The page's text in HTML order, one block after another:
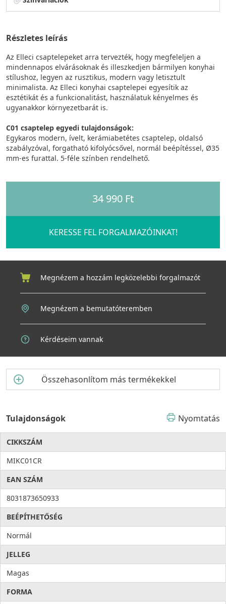
Részletes leírás
Az Elleci csaptelepeket arra tervezték, hogy megfeleljen a
mindennapos elvárásoknak és illeszkedjen bármilyen konyhai
stílushoz, legyen az rusztikus, modern vagy letisztult
minimalista. Az Elleci konyhai csaptelepei egyesítik az
esztétikát és a funkcionalitást, használatuk kényelmes és
ugyanakkor környezetbarát is.
C01 csaptelep egyedi tulajdonságok:
Egykaros modern, ívelt, kerámiabetétes csaptelep, oldalsó
szabályzóval, forgatható kifolyócsővel, normál beépítéssel, Ø35
mm-es furattal. 5-féle színben rendelhető.
34 990 Ft
KERESSE FEL FORGALMAZÓINKAT!
Megnézem a hozzám legközelebbi forgalmazót
Megnézem a bemutatóteremben
Kérdéseim vannak
Összehasonlítom más termékekkel
Tulajdonságok Nyomtatás
CIKKSZÁM
MIKC01CR
EAN SZÁM
8031873650933
BEÉPÍTHETŐSÉG
Normál
JELLEG
Magas
FORMA